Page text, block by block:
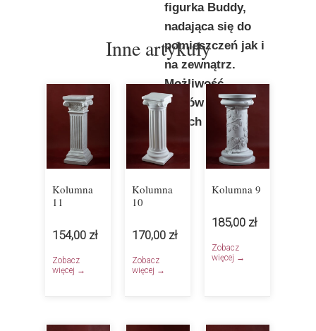
figurka Buddy,
nadająca się do
pomieszczeń jak i
na zewnątrz.
Możliwość
zamówienia w
innych kolorach.
Kolumna
11
154,00 zł
Zobacz
więcej →
Kolumna
10
170,00 zł
Zobacz
więcej →
Kolumna 9
185,00 zł
Zobacz
więcej →
Inne artykuły